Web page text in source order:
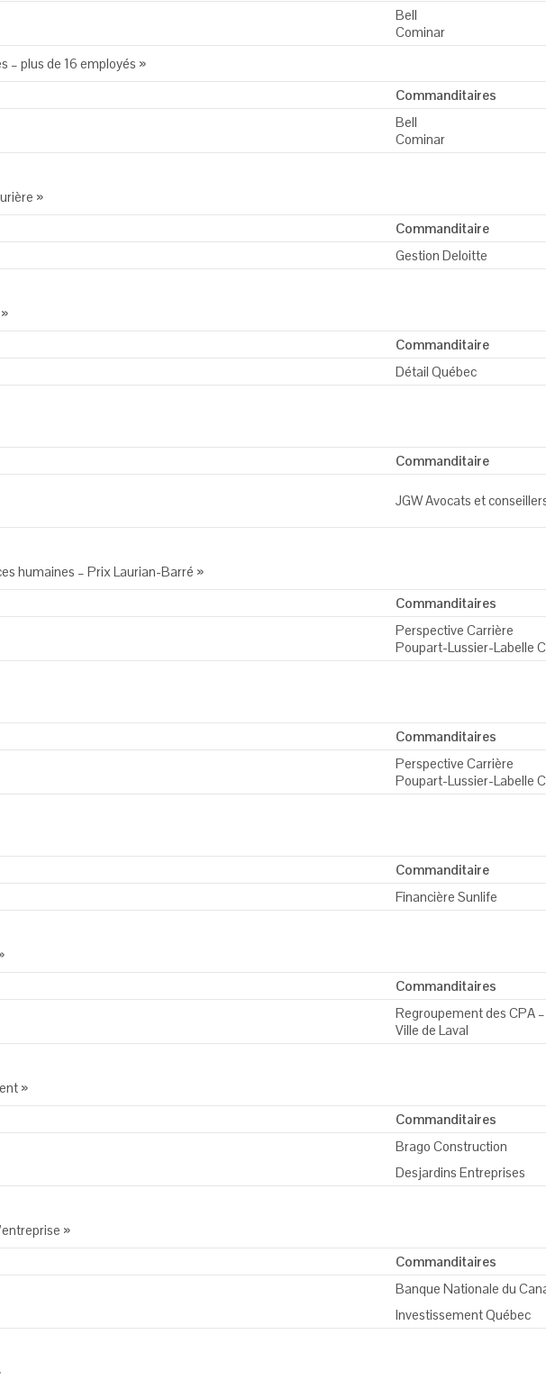
Bell
Cominar
– plus de 16 employés »
Commanditaires
Bell
Cominar
»
Commanditaire
Gestion Deloitte
Commanditaire
Détail Québec
Commanditaire
JGW Avocats et
humaines – Prix Laurian-Barré »
Commanditaires
Perspective Carrière
Poupart-Lussier-Labelle
Commanditaires
Perspective Carrière
Poupart-Lussier-Labelle
Commanditaire
Financière Sunlife
Commanditaires
Regroupement des CPA
Ville de Laval
»
Commanditaires
Brago Construction
Desjardins Entreprises
»
Commanditaires
Banque Nationale du
Investissement Québec